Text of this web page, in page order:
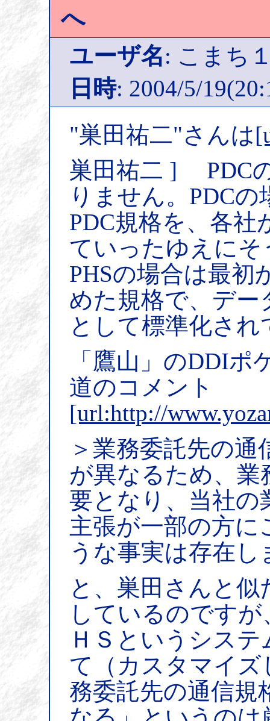
へ
ユーザ名: こまち
日時: 2004/5/
"巣田祐二"さんは
巣田祐二 ] PDC
りません。PDC
PDC規格を、各
ていったゆえに
PHSの場合は最初
めた規格で、デー
として標準化さ
「鷹山」のDDIポ
道のコメント
[url:http://
＞業務委託先の
が異なるため、業
要となり、当社の
主張が一部の方
うな事実は存在し
と、巣田さんと
しているのです
ＨＳというシス
て（カスタマイ
務委託先の通信規